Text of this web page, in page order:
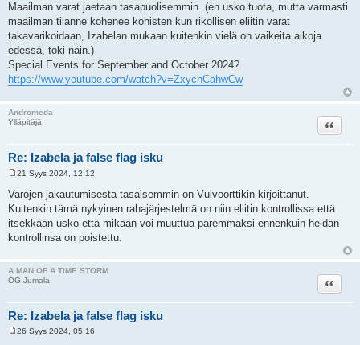
Maailman varat jaetaan tasapuolisemmin. (en usko tuota, mutta varmasti
maailman tilanne kohenee kohisten kun rikollisen eliitin varat
takavarikoidaan, Izabelan mukaan kuitenkin vielä on vaikeita aikoja
edessä, toki näin.)
Special Events for September and October 2024?
https://www.youtube.com/watch?v=ZxychCahwCw
Andromeda
Ylläpitäjä
Re: Izabela ja false flag isku
Lainaa
e
s
i
21 Syys 2024, 12:12
Varojen jakautumisesta tasaisemmin on Vulvoorttikin kirjoittanut.
Kuitenkin tämä nykyinen rahajärjestelmä on niin eliitin kontrollissa että
itsekkään usko että mikään voi muuttua paremmaksi ennenkuin heidän
kontrollinsa on poistettu.
A MAN OF A TIME STORM
OG Jumala
Re: Izabela ja false flag isku
Lainaa
26 Syys 2024, 05:16